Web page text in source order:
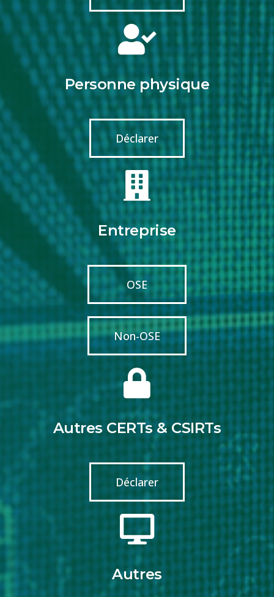
Personne physique
Déclarer
Entreprise
OSE
Non-OSE
Autres CERTs & CSIRTs
Déclarer
Autres